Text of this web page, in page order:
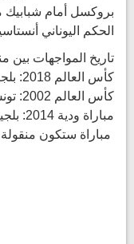
الحكم اليوناني
تاريخ المواجهات بين
كأس العالم 2018: بلجيكا 5 – 2 تونس
كأس العالم 2002: تونس 1 – 1 بلجيكا
مباراة ودية 2014: بلجيكا 1– 0 تونس
مباراة ستكون منقولة